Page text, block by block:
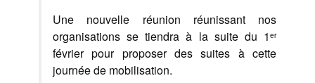
Une nouvelle réunion réunissant nos
organisations se tiendra à la suite du 1 er
février pour proposer des suites à cette
journée de mobilisation.